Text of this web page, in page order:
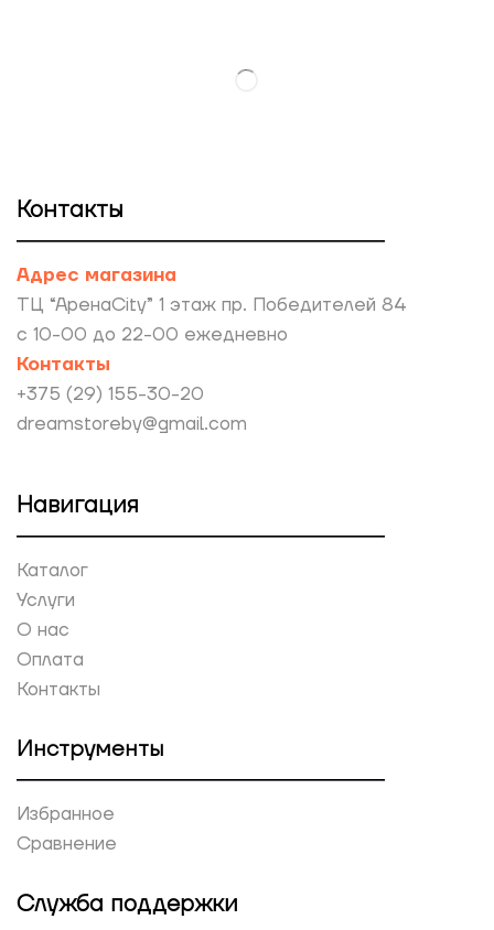
Контакты
Адрес магазина
ТЦ “АренаCity” 1 этаж пр. Победителей 84
с 10-00 до 22-00 ежедневно
Контакты
+375 (29) 155-30-20
dreamstoreby@gmail.com
Навигация
Каталог
Услуги
О нас
Оплата
Контакты
Инструменты
Избранное
Сравнение
Служба поддержки